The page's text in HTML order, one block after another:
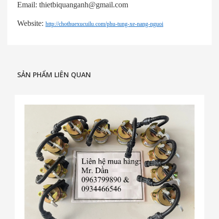
Email: thietbiquanganh@gmail.com
Website: http://chothuexucuilu.com/phu-tung-xe-nang-nguoi
SẢN PHẨM LIÊN QUAN